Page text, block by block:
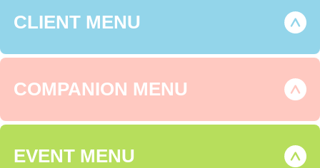
CLIENT MENU
COMPANION MENU
EVENT MENU